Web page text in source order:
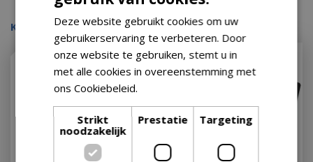
Kijk ook eens naar:
Deze website gebruikt cookies om uw
gebruikerservaring te verbeteren. Door
onze website te gebruiken, stemt u in
met alle cookies in overeenstemming met
ons Cookiebeleid.
Strikt
noodzakelijk
Prestatie Targeting